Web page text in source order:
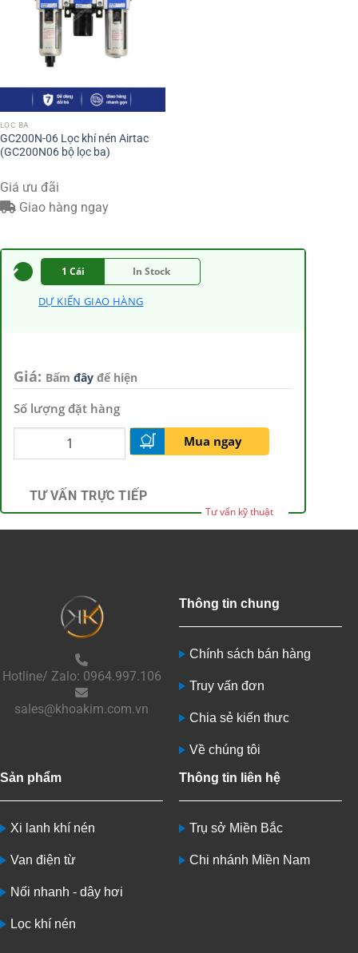
LỌC BA
GC200N-06 Lọc khí nén Airtac
(GC200N06 bộ lọc ba)
Giá ưu đãi
Giao hàng ngay
1 Cái In Stock
DỰ KIẾN GIAO HÀNG
Giá: Bấm đây để hiện
Số lượng đặt hàng
Mua ngay
TƯ VẤN TRỰC TIẾP
Tư vấn kỹ thuật
Hotline/ Zalo: 0964.997.106
sales@khoakim.com.vn
Thông tin chung
Chính sách bán hàng
Truy vấn đơn
Chia sẻ kiến thưc
Về chúng tôi
Sản phẩm
Xi lanh khí nén
Van điện từ
Nối nhanh - dây hơi
Lọc khí nén
Thông tin liên hệ
Trụ sở Miền Bắc
Chi nhánh Miền Nam